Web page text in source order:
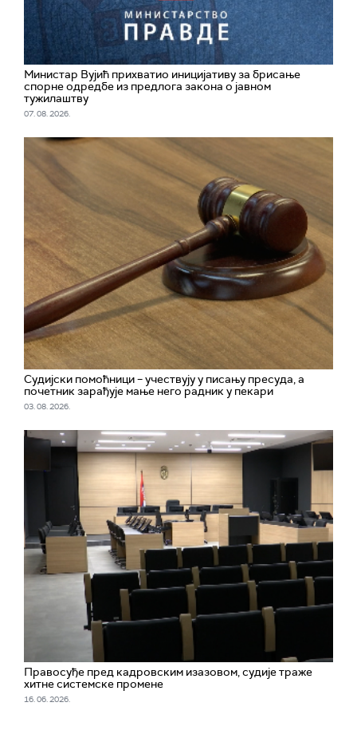
Министар Вујић прихватио иницијативу за брисање
спорне одредбе из предлога закона o јавном
тужилаштву
07. 08. 2026.
Судијски помоћници – учествују у писању пресуда, а
почетник зарађује мање него радник у пекари
03. 08. 2026.
Правосуђе пред кадровским изазовом, судије траже
хитне системске промене
16. 06. 2026.